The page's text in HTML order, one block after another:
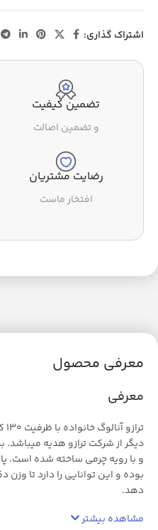
اشتراک گذاری:
تضمین کیفیت
و تضمین اصالت
رضایت مشتریان
افتخار ماست
معرفی محصول
معرفی
دیگر از شرکت ترازو هدیه میباشد.
و با رویه چرمی ساخته شده است.
بوده و این توانایی را دارد تا
دهد.
مشاهده بیشتر